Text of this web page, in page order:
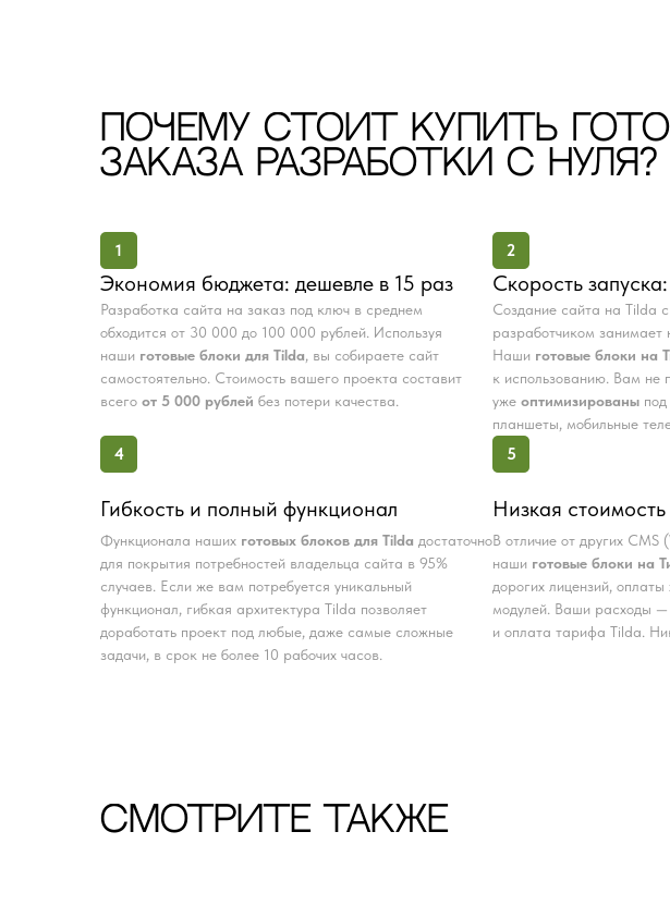
ПОЧЕМУ СТОИТ КУПИТЬ
ЗАКАЗА РАЗРАБОТКИ С НУЛЯ?
1
Экономия бюджета: дешевле в 15 раз
Разработка сайта на заказ под ключ в среднем
обходится от 30 000 до 100 000 рублей. Используя
наши готовые блоки для Tilda, вы собираете сайт
самостоятельно. Стоимость вашего проекта составит
всего от 5 000 рублей без потери качества.
2
Скорость
Создание сайта на Tilda
разработчиком занимает
Наши готовые блоки на
к использованию. Вам не
уже оптимизированы
планшеты, мобильные
Функционала наших готовых блоков для Tilda достаточно
для покрытия потребностей владельца сайта в 95%
случаев. Если же вам потребуется уникальный
функционал, гибкая архитектура Tilda позволяет
доработать проект под любые, даже самые сложные
задачи, в срок не более 10 рабочих часов.
Гибкость и полный функционал
4
В отличие от других CMS
наши готовые блоки на
дорогих лицензий,
модулей. Ваши расходы —
и оплата тарифа Tilda.
Низкая
5
CМОТРИТЕ ТАКЖЕ